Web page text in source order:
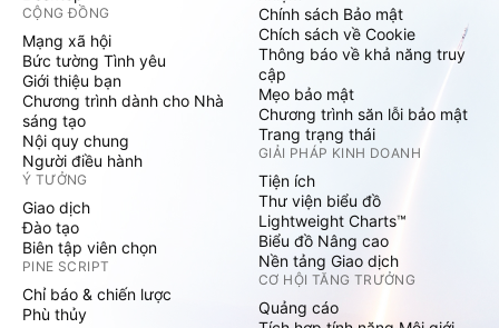
CỘNG ĐỒNG
Mạng xã hội
Bức tường Tình yêu
Giới thiệu bạn
Chương trình dành cho Nhà
sáng tạo
Nội quy chung
Người điều hành
Ý TƯỞNG
Giao dịch
Đào tạo
Biên tập viên chọn
PINE SCRIPT
Chỉ báo & chiến lược
Phù thủy
Chính sách Bảo mật
Chích sách về Cookie
Thông báo về khả năng truy
cập
Mẹo bảo mật
Chương trình săn lỗi bảo mật
Trang trạng thái
GIẢI PHÁP KINH DOANH
Tiện ích
Thư viện biểu đồ
Lightweight Charts™
Biểu đồ Nâng cao
Nền tảng Giao dịch
CƠ HỘI TĂNG TRƯỞNG
Quảng cáo